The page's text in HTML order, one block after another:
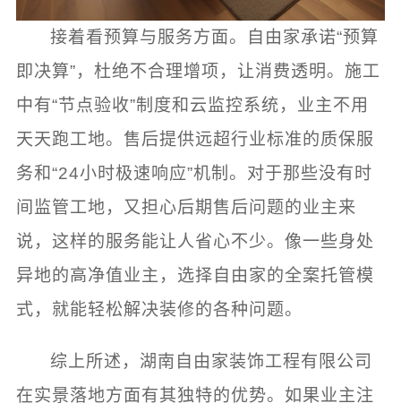
接着看预算与服务方面。自由家承诺“预算
即决算”，杜绝不合理增项，让消费透明。施工
中有“节点验收”制度和云监控系统，业主不用
天天跑工地。售后提供远超行业标准的质保服
务和“24小时极速响应”机制。对于那些没有时
间监管工地，又担心后期售后问题的业主来
说，这样的服务能让人省心不少。像一些身处
异地的高净值业主，选择自由家的全案托管模
式，就能轻松解决装修的各种问题。
综上所述，湖南自由家装饰工程有限公司
在实景落地方面有其独特的优势。如果业主注